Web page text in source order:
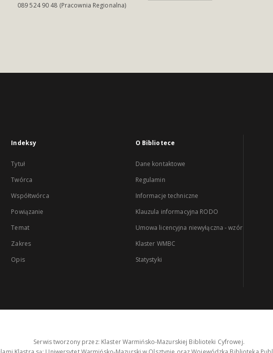
089 524 90 48 (Pracownia Regionalna)
Indeksy
Tytuł
Twórca
Współtwórca
Powiązanie
Temat
Zakres
Opis
O Bibliotece
Dane kontaktowe
Regulamin
Informacje techniczne
Klauzula informacyjna RODO
Umowa licencyjna niewyłączna - wzór
Klaster WMBC
Statystyki
Serwis tworzony przez: Klaster Warmińsko-Mazurskiej Biblioteki Cyfrowej.